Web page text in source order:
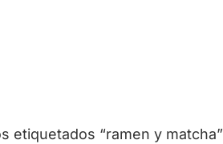
etiquetados “ramen y matcha”